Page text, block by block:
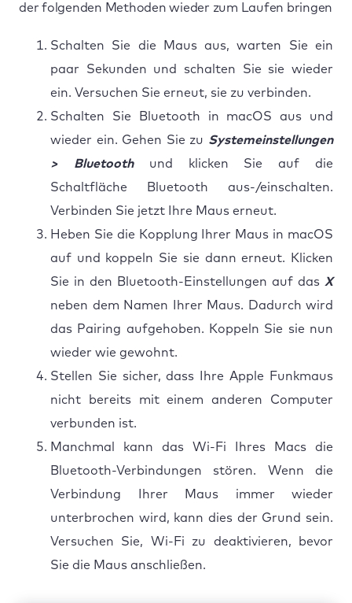
der folgenden Methoden wieder zum Laufen bringen
Schalten Sie die Maus aus, warten Sie ein
paar Sekunden und schalten Sie sie wieder
ein. Versuchen Sie erneut, sie zu verbinden.
Schalten Sie Bluetooth in macOS aus und
wieder ein. Gehen Sie zu Systemeinstellungen
> Bluetoothund klicken Sie auf die
Schaltfläche Bluetooth aus-/einschalten.
Verbinden Sie jetzt Ihre Maus erneut.
Heben Sie die Kopplung Ihrer Maus in macOS
auf und koppeln Sie sie dann erneut. Klicken
Sie in den Bluetooth-Einstellungen auf das X
neben dem Namen Ihrer Maus. Dadurch wird
das Pairing aufgehoben. Koppeln Sie sie nun
wieder wie gewohnt.
Stellen Sie sicher, dass Ihre Apple Funkmaus
nicht bereits mit einem anderen Computer
verbunden ist.
Manchmal kann das Wi-Fi Ihres Macs die
Bluetooth-Verbindungen stören. Wenn die
Verbindung Ihrer Maus immer wieder
unterbrochen wird, kann dies der Grund sein.
Versuchen Sie, Wi-Fi zu deaktivieren, bevor
Sie die Maus anschließen.